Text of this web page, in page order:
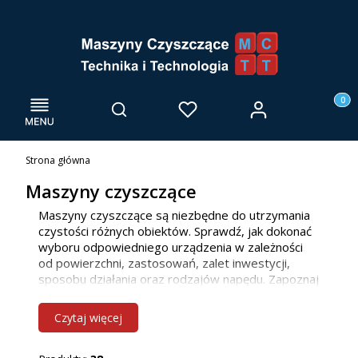
Menu Otwórz wyszukiwarkę
Szukaj Ulubione Zaloguj się
Strona główna
Maszyny czyszczące
Maszyny czyszczące są niezbędne do utrzymania
czystości różnych obiektów. Sprawdź, jak dokonać
wyboru odpowiedniego urządzenia w zależności
od powierzchni, zastosowań, zalet inwestycji,
sposobu działania oraz rodzajów napędu. Zapoznaj
teraz! Jako firma głównie działamy we Wrocławiu i
innych miejscowościach w woj. dolnośląskim, ale
Czytaj więcej